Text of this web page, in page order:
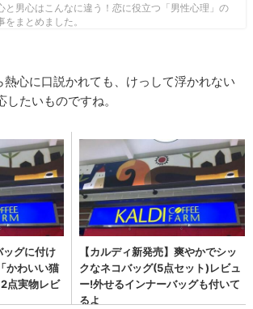
と男心はこんなに違う！恋に役立つ「男性心理」の
をまとめました。
熱心に口説かれても、けっして浮かれない
たいものですね。